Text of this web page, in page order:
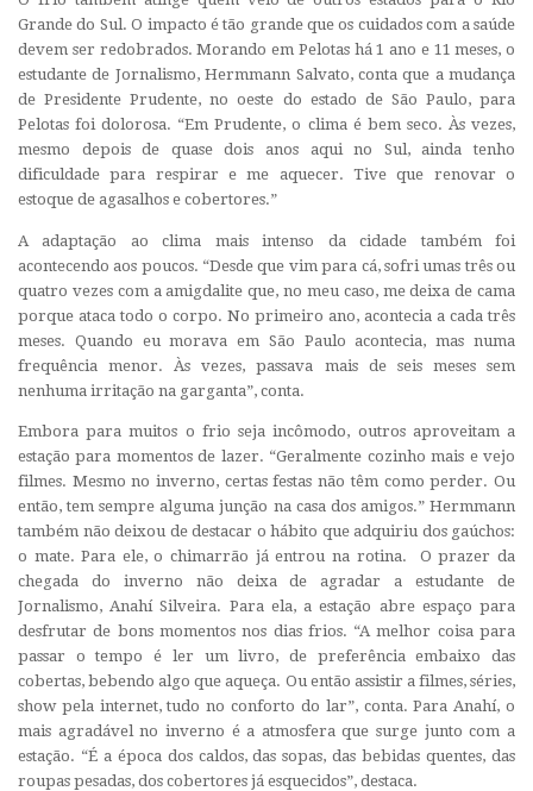
Grande do Sul. O impacto é tão grande que os cuidados com a saúde
devem ser redobrados. Morando em Pelotas há 1 ano e 11 meses, o
estudante de Jornalismo, Hermmann Salvato, conta que a mudança
de Presidente Prudente, no oeste do estado de São Paulo, para
Pelotas foi dolorosa. “Em Prudente, o clima é bem seco. Às vezes,
mesmo depois de quase dois anos aqui no Sul, ainda tenho
dificuldade para respirar e me aquecer. Tive que renovar o
estoque de agasalhos e cobertores.”
A adaptação ao clima mais intenso da cidade também foi
acontecendo aos poucos. “Desde que vim para cá, sofri umas três ou
quatro vezes com a amigdalite que, no meu caso, me deixa de cama
porque ataca todo o corpo. No primeiro ano, acontecia a cada três
meses. Quando eu morava em São Paulo acontecia, mas numa
frequência menor. Às vezes, passava mais de seis meses sem
nenhuma irritação na garganta”, conta.
Embora para muitos o frio seja incômodo, outros aproveitam a
estação para momentos de lazer. “Geralmente cozinho mais e vejo
filmes. Mesmo no inverno, certas festas não têm como perder. Ou
então, tem sempre alguma junção na casa dos amigos.” Hermmann
também não deixou de destacar o hábito que adquiriu dos gaúchos:
o mate. Para ele, o chimarrão já entrou na rotina. O prazer da
chegada do inverno não deixa de agradar a estudante de
Jornalismo, Anahí Silveira. Para ela, a estação abre espaço para
desfrutar de bons momentos nos dias frios. “A melhor coisa para
passar o tempo é ler um livro, de preferência embaixo das
cobertas, bebendo algo que aqueça. Ou então assistir a filmes, séries,
show pela internet, tudo no conforto do lar”, conta. Para Anahí, o
mais agradável no inverno é a atmosfera que surge junto com a
estação. “É a época dos caldos, das sopas, das bebidas quentes, das
roupas pesadas, dos cobertores já esquecidos”, destaca.